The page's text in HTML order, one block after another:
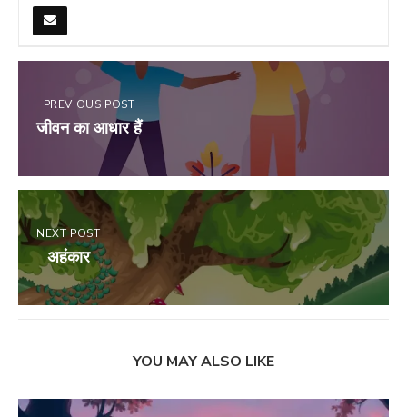
PREVIOUS POST
जीवन का आधार हैं
NEXT POST
अहंकार
YOU MAY ALSO LIKE